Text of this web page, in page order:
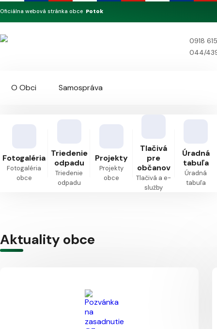
Oficiálna webová stránka obce Potok
0918
044/
O Obci Samospráva
Kontakt
Fotogaléria
Fotogaléria
obce
Triedenie
odpadu
Triedenie
odpadu
Projekty
Projekty
obce
Tlačivá
pre
občanov
Tlačivá a e-
služby
Úradná
tabuľa
Úradná
tabuľa
Aktuality obce